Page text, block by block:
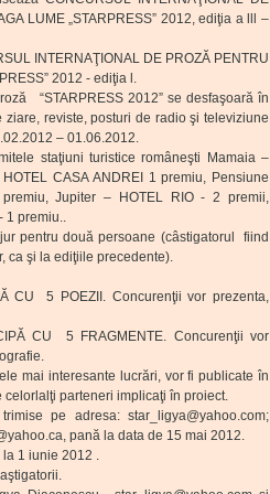
LUME „STARPRESS” 2012, ediţia a lll –
INTERNAŢIONAL DE PROZĂ PENTRU
2012 - ediţia l.
“STARPRESS 2012” se desfaşoară în
reviste, posturi de radio şi televiziune
– 01.06.2012.
staţiuni turistice româneşti Mamaia –
CASA ANDREI 1 premiu, Pensiune
Jupiter – HOTEL RIO - 2 premii,
1 premiu..
pentru două persoane (câstigatorul fiind
ca şi la ediţiile precedente).
CU 5 POEZII. Concurenţii vor prezenta,
CU 5 FRAGMENTE. Concurenţii vor
mai interesante lucrări, vor fi publicate în
parteneri implicaţi în proiect.
pe adresa: star_ligya@yahoo.com;
pană la data de 15 mai 2012.
1 iunie 2012 .